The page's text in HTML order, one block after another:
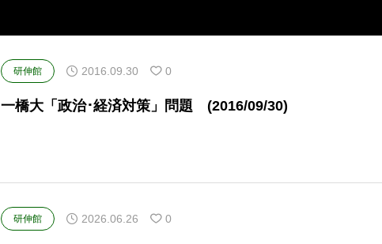
研伸館 2016.09.30 0
一橋大「政治･経済対策」問題 (2016/09/30)
研伸館 2026.06.26 0